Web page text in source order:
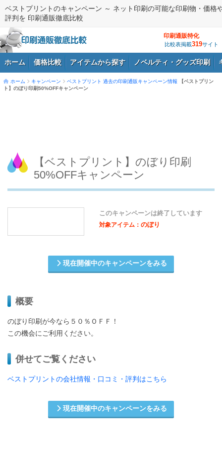
ベストプリントのキャンペーン ～ ネット印刷の可能な印刷物・価格
評判を 印刷通販徹底比較
印刷通販特化
比較表掲載319サイト
ホーム 価格比較 アイテムから探す ノベルティ・グッズ印刷
ホーム キャンペーン ベストプリント 過去の印刷通販キャンペーン情報
【ベストプリン
ト】のぼり印刷50%OFFキャンペーン
【ベストプリント】のぼり印刷
50%OFFキャンペーン
このキャンペーンは終了しています
対象アイテム： のぼり
現在開催中のキャンペーンをみる
概要
のぼり印刷が今なら５０％ＯＦＦ！
この機会にご利用ください。
併せてご覧ください
ベストプリントの会社情報・口コミ・評判はこちら
現在開催中のキャンペーンをみる